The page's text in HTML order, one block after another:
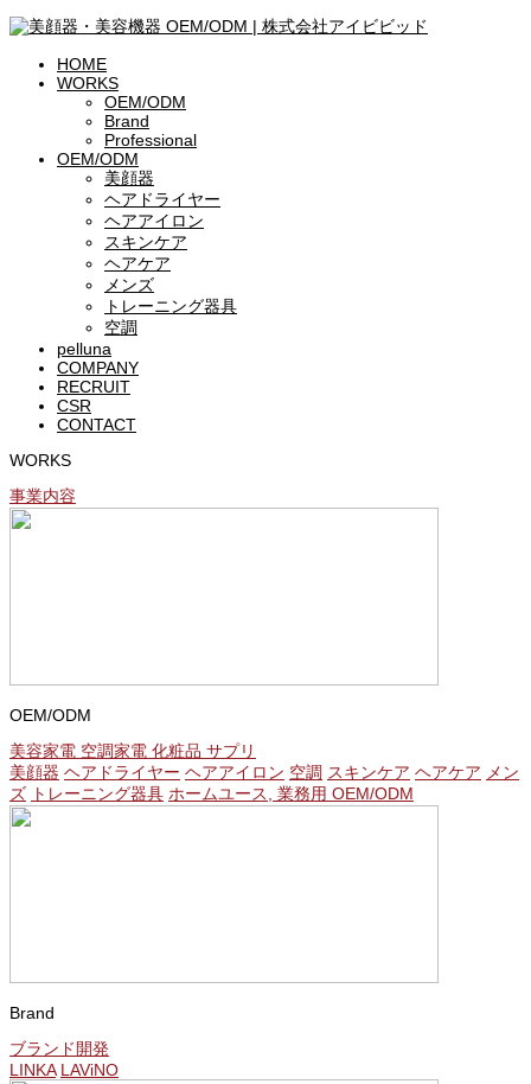
HOME
WORKS
OEM/ODM
Brand
Professional
OEM/ODM
美顔器
ヘアドライヤー
ヘアアイロン
スキンケア
ヘアケア
メンズ
トレーニング器具
空調
pelluna
COMPANY
RECRUIT
CSR
CONTACT
WORKS
事業内容
OEM/ODM
美容家電 空調家電 化粧品 サプリ
美顔器 ヘアドライヤー ヘアアイロン 空調 スキンケア ヘアケア メン
ズ トレーニング器具 ホームユース, 業務用 OEM/ODM
Brand
ブランド開発
LINKA LAViNO